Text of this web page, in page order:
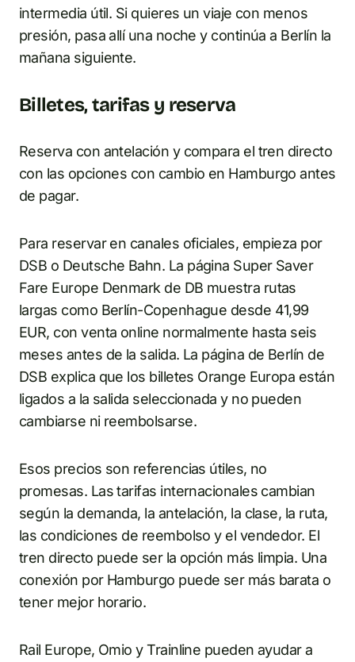
intermedia útil. Si quieres un viaje con menos
presión, pasa allí una noche y continúa a Berlín la
mañana siguiente.
Billetes, tarifas y reserva
Reserva con antelación y compara el tren directo
con las opciones con cambio en Hamburgo antes
de pagar.
Para reservar en canales oficiales, empieza por
DSB o Deutsche Bahn. La página Super Saver
Fare Europe Denmark de DB muestra rutas
largas como Berlín-Copenhague desde 41,99
EUR, con venta online normalmente hasta seis
meses antes de la salida. La página de Berlín de
DSB explica que los billetes Orange Europa están
ligados a la salida seleccionada y no pueden
cambiarse ni reembolsarse.
Esos precios son referencias útiles, no
promesas. Las tarifas internacionales cambian
según la demanda, la antelación, la clase, la ruta,
las condiciones de reembolso y el vendedor. El
tren directo puede ser la opción más limpia. Una
conexión por Hamburgo puede ser más barata o
tener mejor horario.
Rail Europe, Omio y Trainline pueden ayudar a